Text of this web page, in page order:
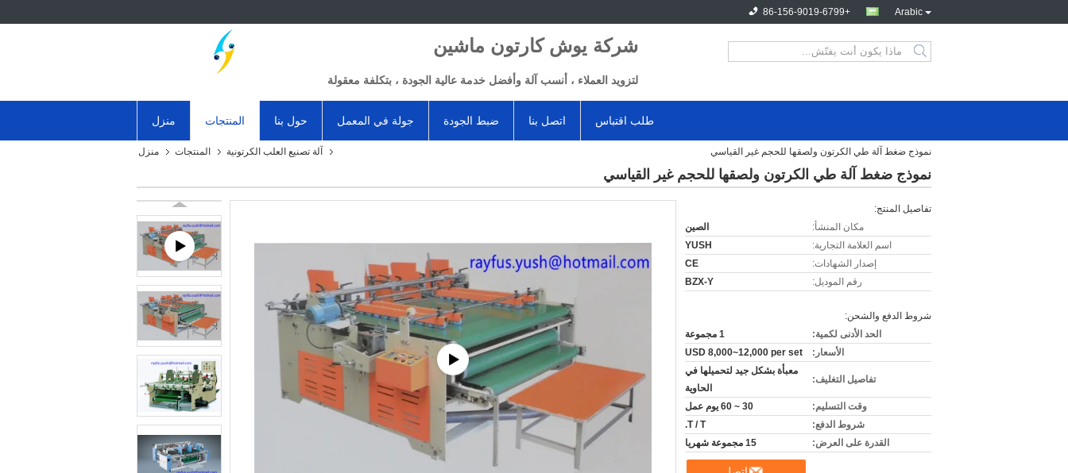
Arabic
+86-156-9019-6799
شركة يوش كارتون ماشين
لتزويد العملاء ، أنسب آلة وأفضل خدمة عالية الجودة ، بتكلفة معقولة
منزل المنتجات حول بنا جولة في المعمل ضبط الجودة اتصل بنا طلب اقتباس
منزل المنتجات آلة تصنيع العلب الكرتونية نموذج ضغط آلة طي الكرتون ولصقها للحجم غير القياسي
نموذج ضغط آلة طي الكرتون ولصقها للحجم غير القياسي
تفاصيل المنتج:
مكان المنشأ:
الصين
اسم العلامة التجارية:
YUSH
إصدار الشهادات:
CE
رقم الموديل:
BZX-Y
شروط الدفع والشحن:
الحد الأدنى لكمية:
1 مجموعة
الأسعار:
USD 8,000~12,000 per set
تفاصيل التغليف:
معبأة بشكل جيد لتحميلها في
الحاوية
وقت التسليم:
30 ~ 60 يوم عمل
شروط الدفع:
T / T.
القدرة على العرض:
15 مجموعة شهريا